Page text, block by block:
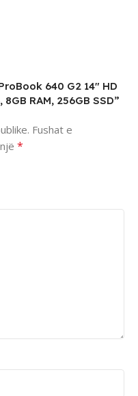
640 G2 14″ HD
RAM, 256GB SSD”
Fushat e
*